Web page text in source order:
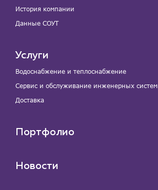
История компании
Данные СОУТ
Услуги
Водоснабжение и теплоснабжение
Сервис и обслуживание инженерных систем
Доставка
Портфолио
Новости